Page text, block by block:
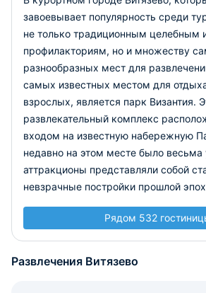
завоевывает популярность среди
не только традиционным целебным
профилакториям, но и множеству
разнообразных мест для
самых известных местом для
взрослых, является парк Византия.
развлекательный комплекс
входом на известную набережную
недавно на этом месте было весьма
аттракционы представляли собой
невзрачные постройки прошлой
Рядом 532
Развлечения Витязево